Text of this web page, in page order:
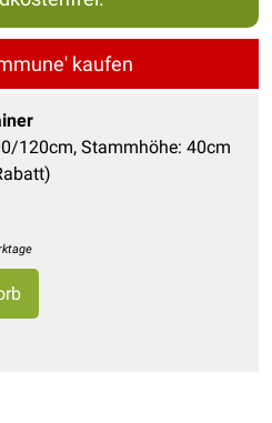
kaufen
120cm, Stammhöhe: 40cm